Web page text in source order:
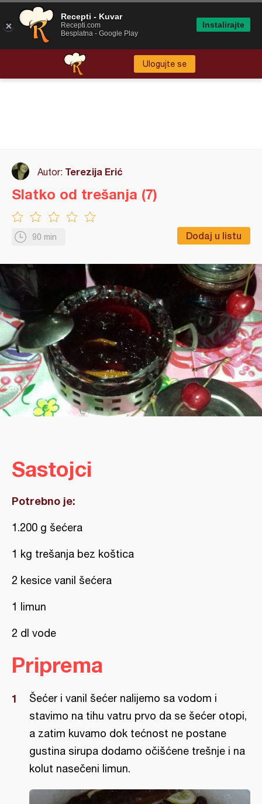
Ulogujte se
Autor: Terezija Erić
90 min Dodaj u listu
Slatko od trešanja (7)
Sastojci
Potrebno je:
1.200 g šećera
1 kg trešanja bez koštica
2 kesice vanil šećera
1 limun
2 dl vode
Priprema
Šećer i vanil šećer nalijemo sa vodom i
stavimo na tihu vatru prvo da se šećer otopi,
a zatim kuvamo dok tećnost ne postane
gustina sirupa dodamo očišćene trešnje i na
kolut nasečeni limun.
Recepti - Kuvar
Recepti.com
Besplatna - Google Play
Instalirajte